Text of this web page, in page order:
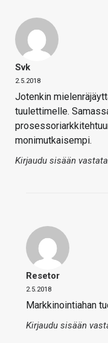
Svk
2.5.2018
Jotenkin
tuulettimelle.
monimutkaisempi.
Kirjaudu sisään
Resetor
2.5.2018
Markkinointiahan
Kirjaudu sisään